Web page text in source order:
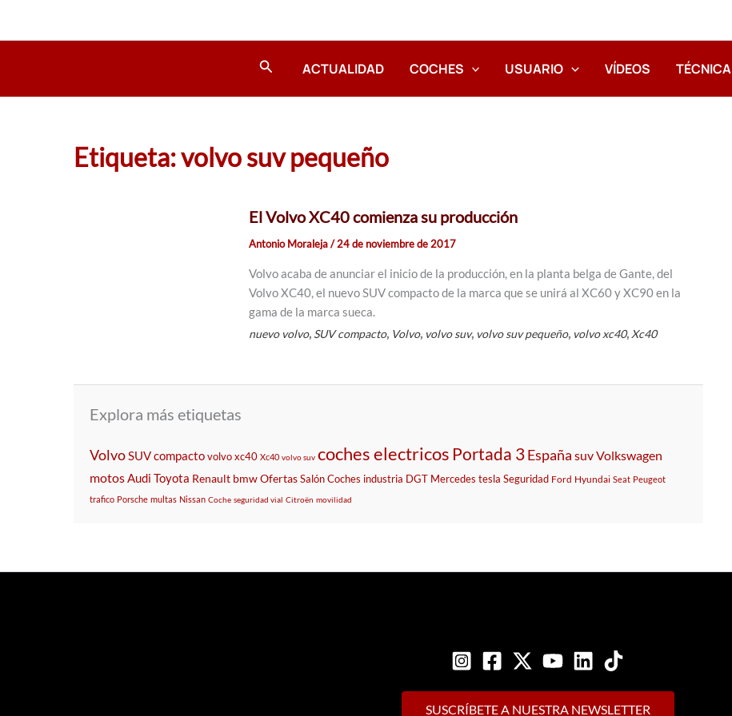
Buscar ACTUALIDAD COCHES USUARIO VÍDEOS TÉCNICA
Etiqueta: volvo suv pequeño
El Volvo XC40 comienza su producción
Antonio Moraleja/24 de noviembre de 2017
Volvo acaba de anunciar el inicio de la producción, en la planta belga de Gante, del
Volvo XC40, el nuevo SUV compacto de la marca que se unirá al XC60 y XC90 en la
gama de la marca sueca.
nuevo volvo, SUV compacto, Volvo, volvo suv, volvo suv pequeño, volvo xc40, Xc40
Explora más etiquetas
VolvoSUV compactovolvo xc40 Xc40 volvo suv coches electricos Portada 3España suvVolkswagen
motos Audi Toyota Renault bmwOfertasSalónCoches industria DGT Mercedes tesla Seguridad Ford Hyundai Seat Peugeot
trafico Porsche multas Nissan Coche seguridad vial Citroën movilidad
SUSCRÍBETE A NUESTRA NEWSLETTER